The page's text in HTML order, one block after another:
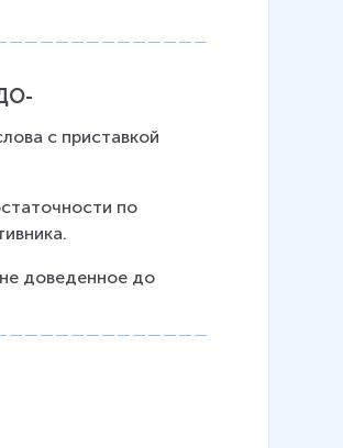
с приставкой
по
доведенное до